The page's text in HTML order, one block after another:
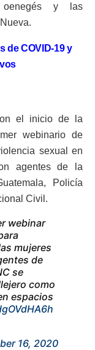
oenegés y las
de COVID-19 y
el inicio de la
webinario de
sexual en
agentes de la
Policía
Civil.
webinar
mujeres
de
se
como
espacios
16, 2020